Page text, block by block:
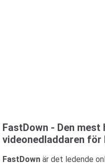
FastDown - Den
videonedladdaren för
FastDown är det ledende